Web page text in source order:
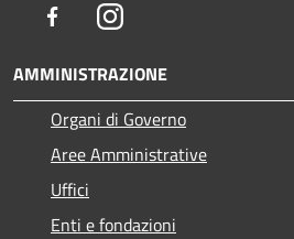
FacebookInstagram
AMMINISTRAZIONE
Organi di Governo
Aree Amministrative
Uffici
Enti e fondazioni